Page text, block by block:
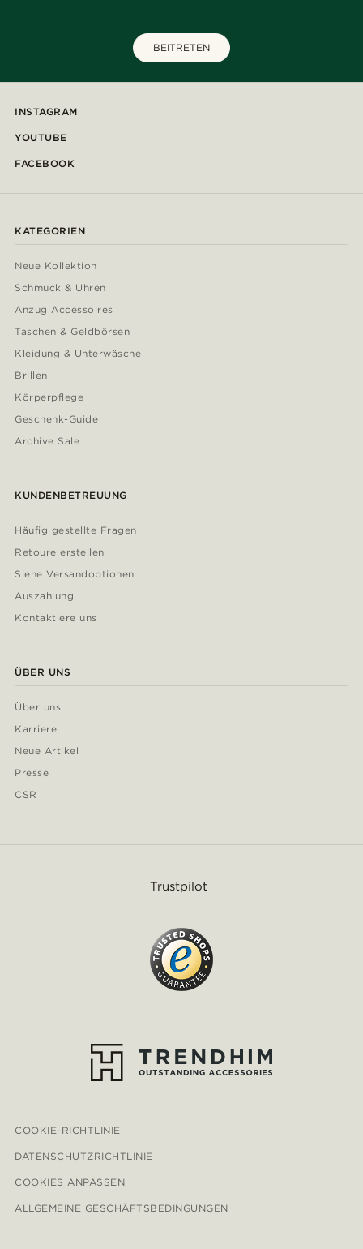
BEITRETEN
INSTAGRAM
YOUTUBE
FACEBOOK
KATEGORIEN
Neue Kollektion
Schmuck & Uhren
Anzug Accessoires
Taschen & Geldbörsen
Kleidung & Unterwäsche
Brillen
Körperpflege
Geschenk-Guide
Archive Sale
KUNDENBETREUUNG
Häufig gestellte Fragen
Retoure erstellen
Siehe Versandoptionen
Auszahlung
Kontaktiere uns
ÜBER UNS
Über uns
Karriere
Neue Artikel
Presse
CSR
Trustpilot
COOKIE-RICHTLINIE
DATENSCHUTZRICHTLINIE
COOKIES ANPASSEN
ALLGEMEINE GESCHÄFTSBEDINGUNGEN